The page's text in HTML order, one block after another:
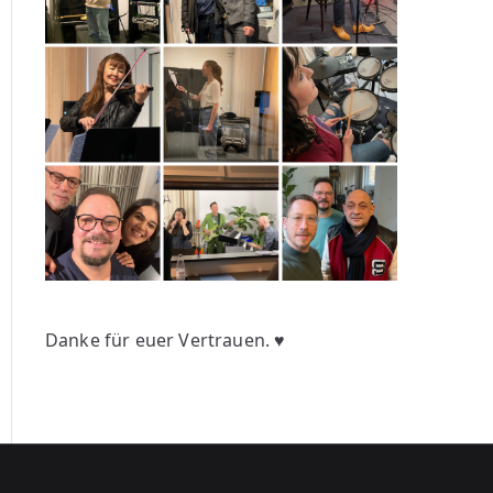
Danke für euer Vertrauen. ♥